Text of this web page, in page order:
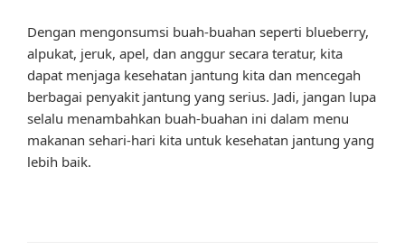
Dengan mengonsumsi buah-buahan seperti blueberry,
alpukat, jeruk, apel, dan anggur secara teratur, kita
dapat menjaga kesehatan jantung kita dan mencegah
berbagai penyakit jantung yang serius. Jadi, jangan lupa
selalu menambahkan buah-buahan ini dalam menu
makanan sehari-hari kita untuk kesehatan jantung yang
lebih baik.